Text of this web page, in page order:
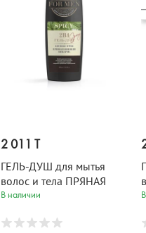
2 011 T
ГЕЛЬ-ДУШ для мытья
волос и тела ПРЯНАЯ
КОНОПЛЯ и КИПАРИС
В наличии